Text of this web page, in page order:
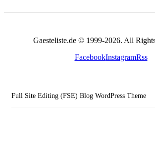
Gaesteliste.de © 1999-2026. All
FacebookInstagramRss
Full Site Editing (FSE) Blog WordPress Theme